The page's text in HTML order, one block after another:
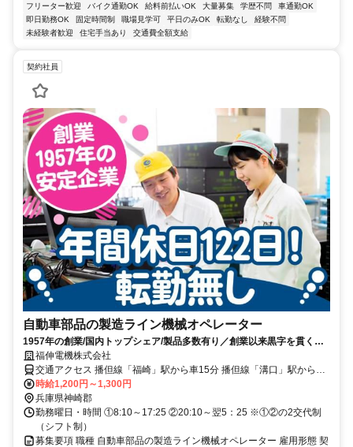
フリーター歓迎
バイク通勤OK 給料前払いOK 大量募集 学歴不問
車通勤OK
即日勤務OK
固定時間制 職場見学可 平日のみOK 転勤なし
経験不問
未経験者歓迎
住宅手当あり 交通費全額支給
契約社員
自動車部品の製造ライン機械オペレーター
1957年の創業/国内トップシェア/製品多数有り／創業以来黒字を貫く超
安定企業／土日祝休み・転勤なし
福伸電機株式会社
交通アクセス 播但線「福崎」駅から車15分 播但線「溝口」駅から車
時給1,200円～1,300円
兵庫県神崎郡
勤務曜日・時間 ①8:10～17:25 ②20:10～翌5：25 ※①②の2交代制
（シフト制）
募集要項 職種 自動車部品の製造ライン機械オペレーター 雇用形態 契